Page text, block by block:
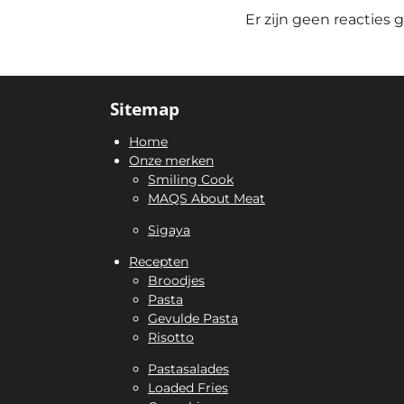
Er zijn geen reacties
Sitemap
Home
Onze merken
Smiling Cook
MAQS About Meat
Sigaya
Recepten
Broodjes
Pasta
Gevulde Pasta
Risotto
Pastasalades
Loaded Fries